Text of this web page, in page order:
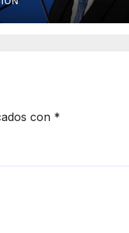
viene
con *